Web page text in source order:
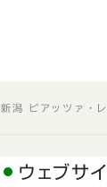
新潟 ピアッツァ・
ウェブサ